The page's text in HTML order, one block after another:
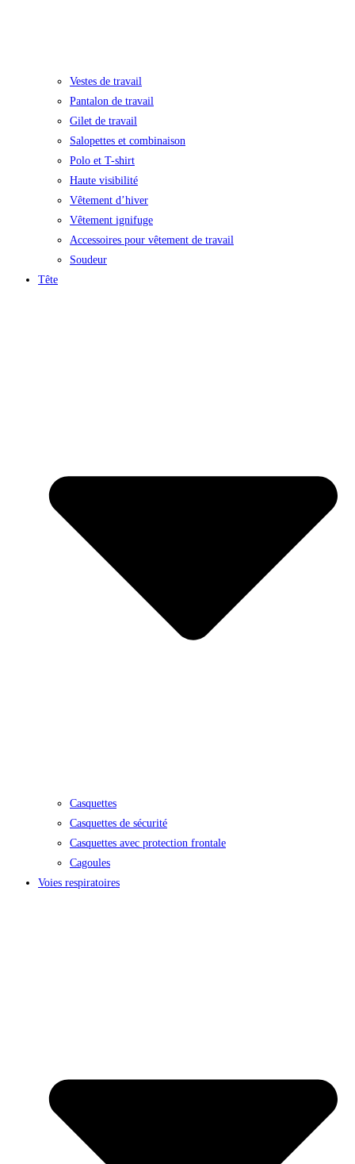
Vestes de travail
Pantalon de travail
Gilet de travail
Salopettes et combinaison
Polo et T-shirt
Haute visibilité
Vêtement d’hiver
Vêtement ignifuge
Accessoires pour vêtement de travail
Soudeur
Tête
Casquettes
Casquettes de sécurité
Casquettes avec protection frontale
Cagoules
Voies respiratoires